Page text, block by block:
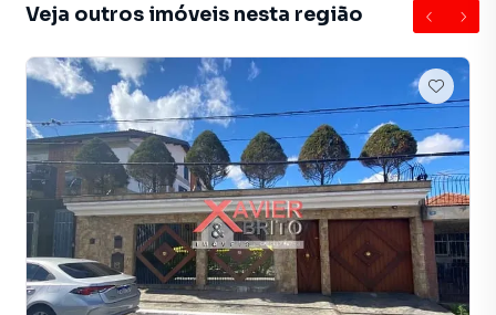
Negocie seu imóvel de forma totalmente online, com
segurança e tranquilidade. Na Imobiliária Xavier e Brito
você consegue comprar ou alugar um imóvel em São Paulo
mesmo não estando na cidade e com a praticidade de
fazer tudo online, direto do seu computador ou
smartphone. Nós criamos soluções inovadoras para
simplificar a relação de proprietários, inquilinos e
compradores com o mercado imobiliário.
Anuncie seu imóvel! É fácil, rápido e gratuito! A Imobiliária
Xavier e Brito é uma imobiliária digital com imóveis em
Veja outros imóveis nesta região